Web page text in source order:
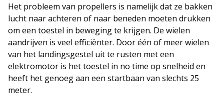
Het probleem van propellers is namelijk dat ze bakken
lucht naar achteren of naar beneden moeten drukken
om een toestel in beweging te krijgen. De wielen
aandrijven is veel efficiënter. Door één of meer wielen
van het landingsgestel uit te rusten met een
elektromotor is het toestel in no time op snelheid en
heeft het genoeg aan een startbaan van slechts 25
meter.